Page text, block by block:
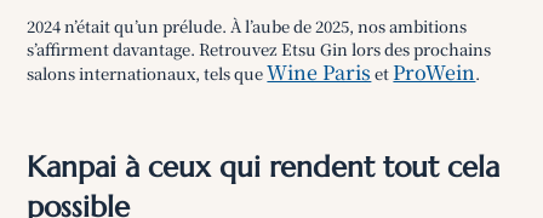
2024 n’était qu’un prélude. À l’aube de 2025, nos ambitions
s’affirment davantage. Retrouvez Etsu Gin lors des prochains
salons internationaux, tels queWine Paris etProWein.
Kanpai à ceux qui rendent tout cela
possible